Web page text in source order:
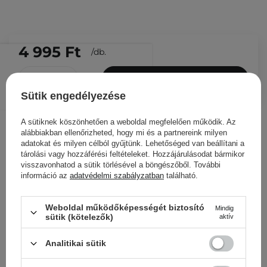
4 995 Ft /db.
Más ügyfeleink ezeket is
nézegették
Sütik engedélyezése
A sütiknek köszönhetően a weboldal megfelelően működik. Az
alábbiakban ellenőrizheted, hogy mi és a partnereink milyen
adatokat és milyen célból gyűjtünk. Lehetőséged van beállítani a
tárolási vagy hozzáférési feltételeket. Hozzájárulásodat bármikor
visszavonhatod a sütik törlésével a böngészőből. További
információ az adatvédelmi szabályzatban található.
Weboldal működőképességét biztosító
sütik (kötelezők)
Mindig
aktív
Analitikai sütik